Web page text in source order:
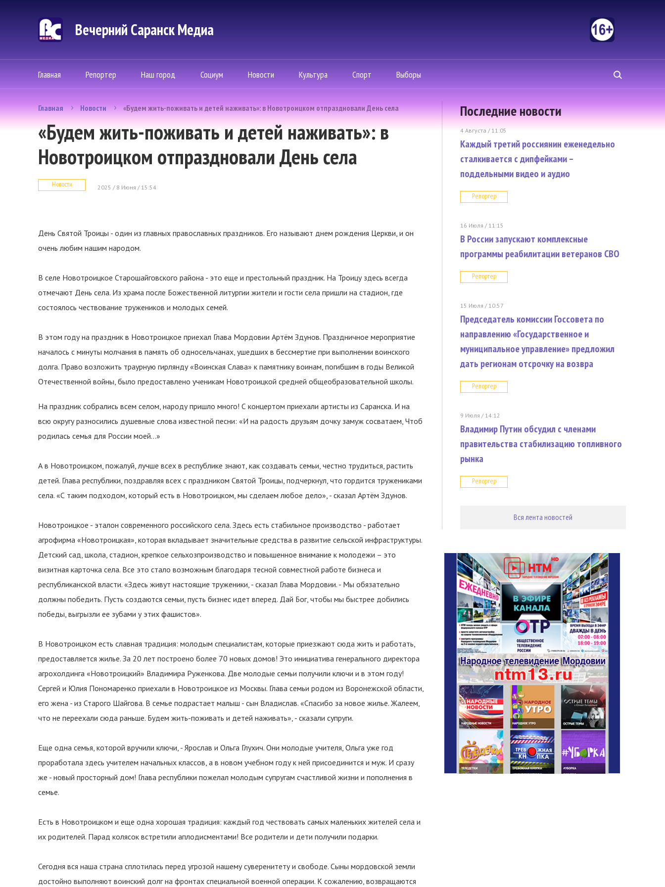
Вечерний Саранск Mедиа
Главная Репортер Наш город Социум Новости Культура Спорт Выборы
Главная Новости «Будем жить-поживать и детей наживать»: в Новотроицком отпраздновали День села
«Будем жить-поживать и детей наживать»: в
Новотроицком отпраздновали День села
Новости 2025 / 8 Июня / 15:54
День Святой Троицы - один из главных православных праздников. Его называют днем рождения Церкви, и он
очень любим нашим народом.
В селе Новотроицкое Старошайговского района - это еще и престольный праздник. На Троицу здесь всегда
отмечают День села. Из храма после Божественной литургии жители и гости села пришли на стадион, где
состоялось чествование тружеников и молодых семей.
В этом году на праздник в Новотроицкое приехал Глава Мордовии Артём Здунов. Праздничное мероприятие
началось с минуты молчания в память об односельчанах, ушедших в бессмертие при выполнении воинского
долга. Право возложить траурную гирлянду «Воинская Слава» к памятнику воинам, погибшим в годы Великой
Отечественной войны, было предоставлено ученикам Новотроицкой средней общеобразовательной школы.
На праздник собрались всем селом, народу пришло много! С концертом приехали артисты из Саранска. И на
всю округу разносились душевные слова известной песни: «И на радость друзьям дочку замуж сосватаем, Чтоб
родилась семья для России моей…»
А в Новотроицком, пожалуй, лучше всех в республике знают, как создавать семьи, честно трудиться, растить
детей. Глава республики, поздравляя всех с праздником Святой Троицы, подчеркнул, что гордится тружениками
села. «С таким подходом, который есть в Новотроицком, мы сделаем любое дело», - сказал Артём Здунов.
Новотроицкое - эталон современного российского села. Здесь есть стабильное производство - работает
агрофирма «Новотроицкая», которая вкладывает значительные средства в развитие сельской инфраструктуры.
Детский сад, школа, стадион, крепкое сельхозпроизводство и повышенное внимание к молодежи – это
визитная карточка села. Все это стало возможным благодаря тесной совместной работе бизнеса и
республиканской власти. «Здесь живут настоящие труженики, - сказал Глава Мордовии. - Мы обязательно
должны победить. Пусть создаются семьи, пусть бизнес идет вперед. Дай Бог, чтобы мы быстрее добились
победы, выгрызли ее зубами у этих фашистов».
В Новотроицком есть славная традиция: молодым специалистам, которые приезжают сюда жить и работать,
предоставляется жилье. За 20 лет построено более 70 новых домов! Это инициатива генерального директора
агрохолдинга «Новотроицкий» Владимира Руженкова. Две молодые семьи получили ключи и в этом году!
Сергей и Юлия Пономаренко приехали в Новотроицкое из Москвы. Глава семьи родом из Воронежской области,
его жена - из Старого Шайгова. В семье подрастает малыш - сын Владислав. «Спасибо за новое жилье. Жалеем,
что не переехали сюда раньше. Будем жить-поживать и детей наживать», - сказали супруги.
Еще одна семья, которой вручили ключи, - Ярослав и Ольга Глухич. Они молодые учителя, Ольга уже год
проработала здесь учителем начальных классов, а в новом учебном году к ней присоединится и муж. И сразу
же - новый просторный дом! Глава республики пожелал молодым супругам счастливой жизни и пополнения в
семье.
Есть в Новотроицком и еще одна хорошая традиция: каждый год чествовать самых маленьких жителей села и
их родителей. Парад колясок встретили аплодисментами! Все родители и дети получили подарки.
Сегодня вся наша страна сплотилась перед угрозой нашему суверенитету и свободе. Сыны мордовской земли
достойно выполняют воинский долг на фронтах специальной военной операции. К сожалению, возвращаются
Последние новости
4 Августа / 11:05
Каждый третий россиянин еженедельно
сталкивается с дипфейками –
поддельными видео и аудио
Репортер
16 Июля / 11:15
В России запускают комплексные
программы реабилитации ветеранов СВО
Репортер
15 Июля / 10:57
Председатель комиссии Госсовета по
направлению «Государственное и
муниципальное управление» предложил
дать регионам отсрочку на возвра
Репортер
9 Июля / 14:12
Владимир Путин обсудил с членами
правительства стабилизацию топливного
рынка
Репортер
Вся лента новостей